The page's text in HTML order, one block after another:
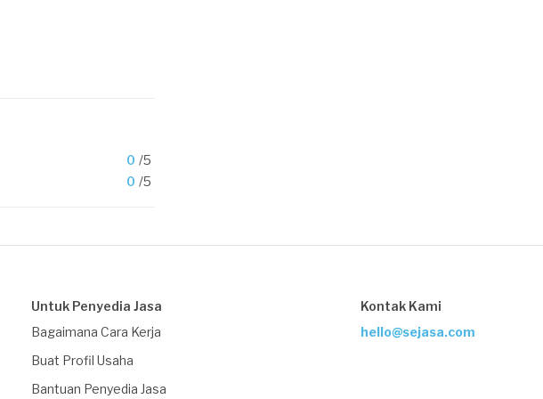
0 /5
0 /5
Untuk Penyedia Jasa
Bagaimana Cara Kerja
Buat Profil Usaha
Bantuan Penyedia Jasa
Kontak Kami
hello@sejasa.com